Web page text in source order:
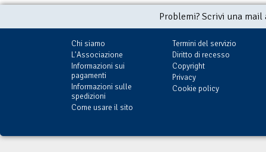
Problemi? Scrivi una
Chi siamo
L'Associazione
Informazioni sui
pagamenti
Informazioni sulle
spedizioni
Come usare il sito
Termini del servizio
Diritto di recesso
Copyright
Privacy
Cookie policy